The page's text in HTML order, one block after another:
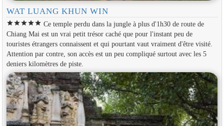
WAT LUANG KHUN WIN
starstarstarstarstar Ce temple perdu dans la jungle à plus d'1h30 de route de
Chiang Mai est un vrai petit trésor caché que pour l'instant peu de
touristes étrangers connaissent et qui pourtant vaut vraiment d'être visité.
Attention par contre, son accès est un peu compliqué surtout avec les 5
deniers kilomètres de piste.